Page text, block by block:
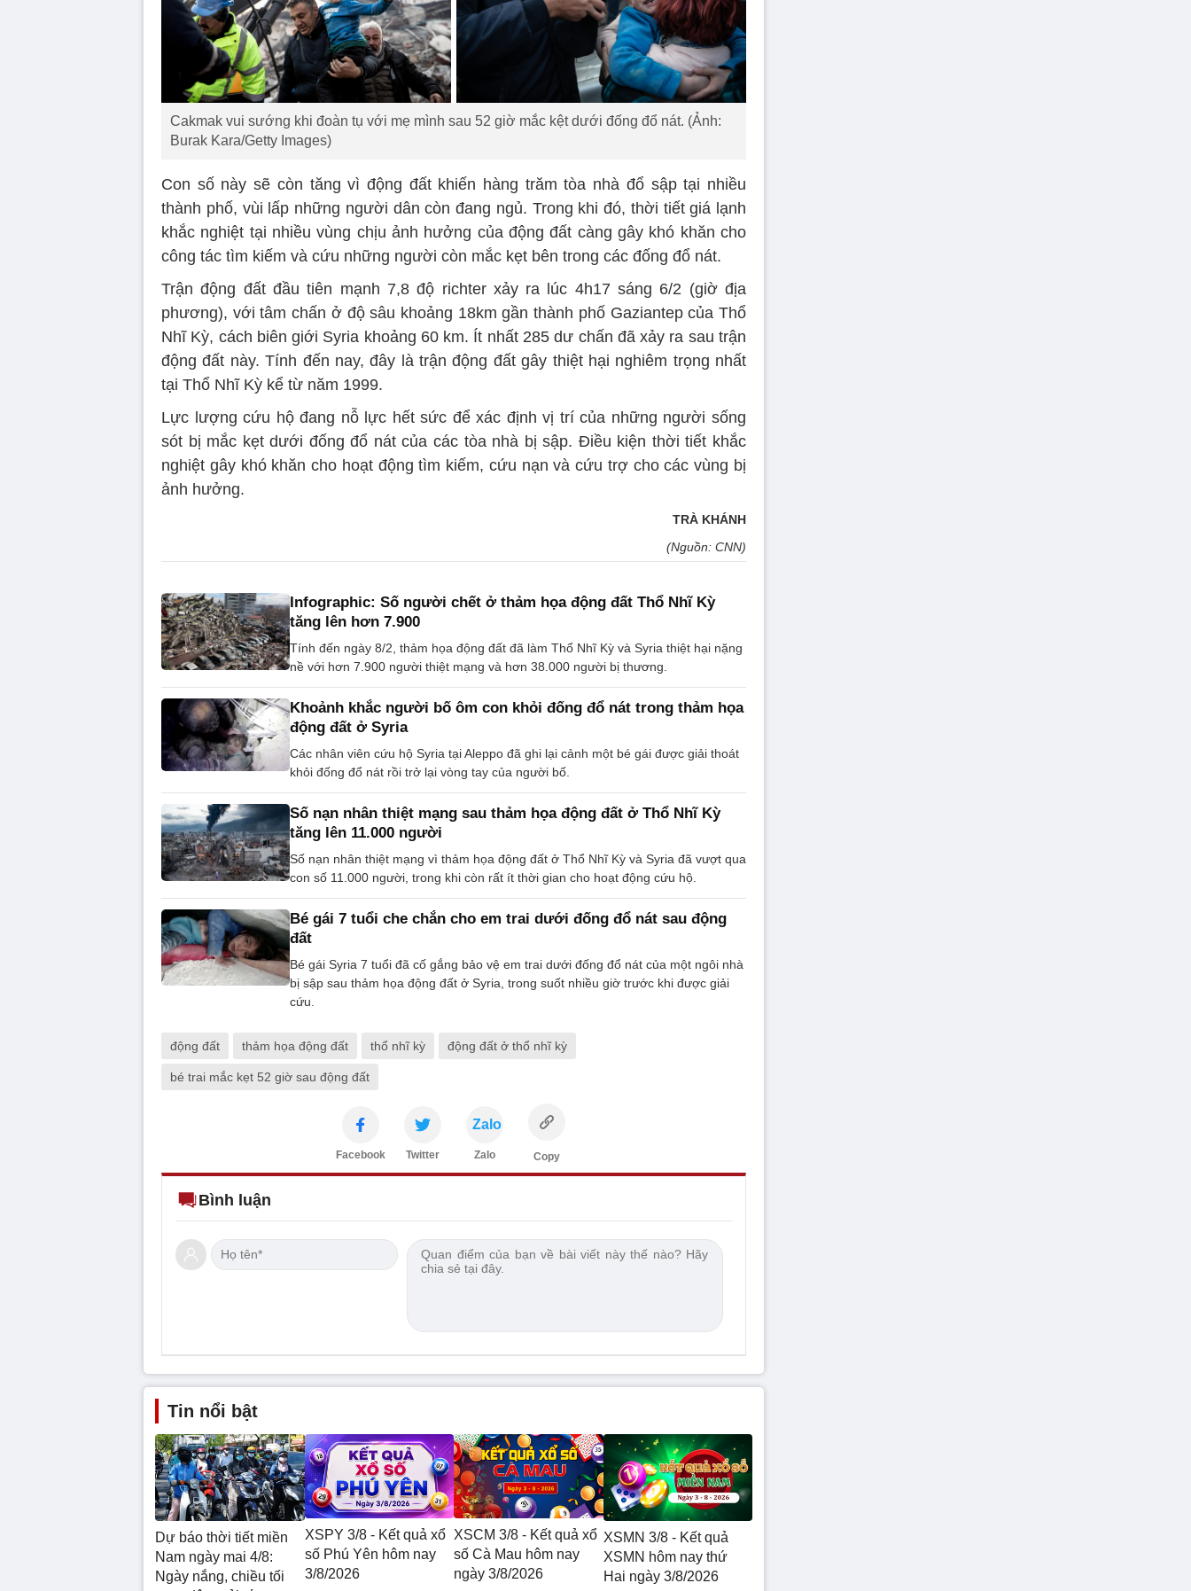
Cakmak vui sướng khi đoàn tụ với mẹ mình sau 52 giờ mắc kệt dưới đống đổ nát. (Ảnh:
Burak Kara/Getty Images)
Con số này sẽ còn tăng vì động đất khiến hàng trăm tòa nhà đổ sập tại nhiều
thành phố, vùi lấp những người dân còn đang ngủ. Trong khi đó, thời tiết giá lạnh
khắc nghiệt tại nhiều vùng chịu ảnh hưởng của động đất càng gây khó khăn cho
công tác tìm kiếm và cứu những người còn mắc kẹt bên trong các đống đổ nát.
Trận động đất đầu tiên mạnh 7,8 độ richter xảy ra lúc 4h17 sáng 6/2 (giờ địa
phương), với tâm chấn ở độ sâu khoảng 18km gần thành phố Gaziantep của Thổ
Nhĩ Kỳ, cách biên giới Syria khoảng 60 km. Ít nhất 285 dư chấn đã xảy ra sau trận
động đất này. Tính đến nay, đây là trận động đất gây thiệt hại nghiêm trọng nhất
tại Thổ Nhĩ Kỳ kể từ năm 1999.
Lực lượng cứu hộ đang nỗ lực hết sức để xác định vị trí của những người sống
sót bị mắc kẹt dưới đống đổ nát của các tòa nhà bị sập. Điều kiện thời tiết khắc
nghiệt gây khó khăn cho hoạt động tìm kiếm, cứu nạn và cứu trợ cho các vùng bị
ảnh hưởng.
TRÀ KHÁNH
(Nguồn: CNN)
Infographic: Số người chết ở thảm họa động đất Thổ Nhĩ Kỳ
tăng lên hơn 7.900
Tính đến ngày 8/2, thảm họa động đất đã làm Thổ Nhĩ Kỳ và Syria thiệt hại nặng
nề với hơn 7.900 người thiệt mạng và hơn 38.000 người bị thương.
Khoảnh khắc người bố ôm con khỏi đống đổ nát trong thảm họa
động đất ở Syria
Các nhân viên cứu hộ Syria tại Aleppo đã ghi lại cảnh một bé gái được giải thoát
khỏi đống đổ nát rồi trở lại vòng tay của người bố.
Số nạn nhân thiệt mạng sau thảm họa động đất ở Thổ Nhĩ Kỳ
tăng lên 11.000 người
Số nạn nhân thiệt mạng vì thảm họa động đất ở Thổ Nhĩ Kỳ và Syria đã vượt qua
con số 11.000 người, trong khi còn rất ít thời gian cho hoạt động cứu hộ.
Bé gái 7 tuổi che chắn cho em trai dưới đống đổ nát sau động
đất
Bé gái Syria 7 tuổi đã cố gắng bảo vệ em trai dưới đống đổ nát của một ngôi nhà
bị sập sau thảm họa động đất ở Syria, trong suốt nhiều giờ trước khi được giải
cứu.
động đất thảm họa động đất thổ nhĩ kỳ động đất ở thổ nhĩ kỳ
bé trai mắc kẹt 52 giờ sau động đất
Facebook Twitter
Zalo
Zalo Copy
Bình luận
Tin nổi bật
Dự báo thời tiết miền
Nam ngày mai 4/8:
Ngày nắng, chiều tối
XSPY 3/8 - Kết quả xổ
số Phú Yên hôm nay
3/8/2026
XSCM 3/8 - Kết quả xổ
số Cà Mau hôm nay
ngày 3/8/2026
XSMN 3/8 - Kết quả
XSMN hôm nay thứ
Hai ngày 3/8/2026